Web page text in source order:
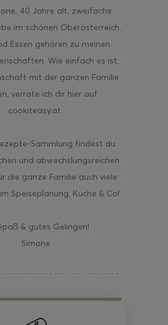
40 Jahre alt, zweifache
im schönen Oberösterreich.
Essen gehören zu meinen
Wie einfach es ist,
mit der ganzen Familie
verrate ich dir hier auf
cookiteasy.at.
Sammlung findest du
und abwechslungsreichen
die ganze Familie auch viele
Speiseplanung, Küche & Co!
& gutes Gelingen!
Simone